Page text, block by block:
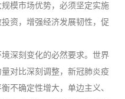
模市场优势，必须坚定实施
资，增强经济发展韧性，促
深刻变化的必然要求。世界
对比深刻调整，新冠肺炎疫
不确定性增大，单边主义、